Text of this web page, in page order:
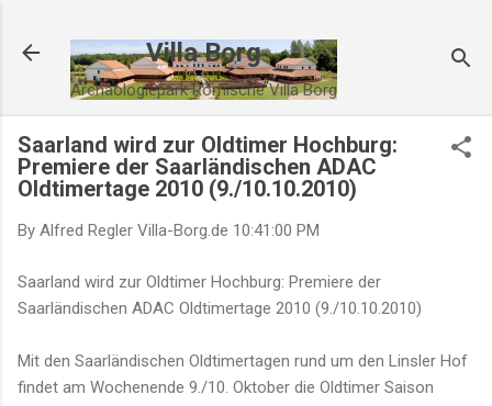
Villa Borg
Archäologiepark Römische Villa Borg
Saarland wird zur Oldtimer Hochburg:
Premiere der Saarländischen ADAC
Oldtimertage 2010 (9./10.10.2010)
By Alfred Regler Villa-Borg.de 10:41:00 PM
Saarland wird zur Oldtimer Hochburg: Premiere der
Saarländischen ADAC Oldtimertage 2010 (9./10.10.2010)
Mit den Saarländischen Oldtimertagen rund um den Linsler Hof
findet am Wochenende 9./10. Oktober die Oldtimer Saison